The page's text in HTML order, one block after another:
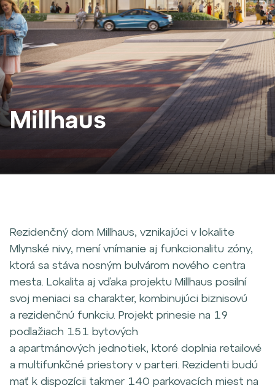
Millhaus
Rezidenčný dom Millhaus, vznikajúci v lokalite
Mlynské nivy, mení vnímanie aj funkcionalitu zóny,
ktorá sa stáva nosným bulvárom nového centra
mesta. Lokalita aj vďaka projektu Millhaus posilní
svoj meniaci sa charakter, kombinujúci biznisovú
a rezidenčnú funkciu. Projekt prinesie na 19
podlažiach 151 bytových
a apartmánových jednotiek, ktoré doplnia retailové
a multifunkčné priestory v parteri. Rezidenti budú
mať k dispozícii takmer 140 parkovacích miest na